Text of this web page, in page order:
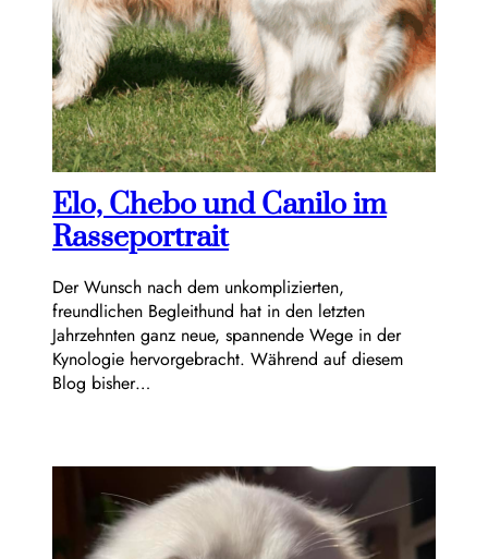
Elo, Chebo und Canilo im
Rasseportrait
Der Wunsch nach dem unkomplizierten,
freundlichen Begleithund hat in den letzten
Jahrzehnten ganz neue, spannende Wege in der
Kynologie hervorgebracht. Während auf diesem
Blog bisher…